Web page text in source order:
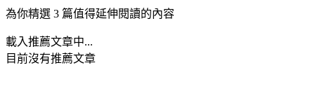
為你精選 3 篇值得延伸閱讀的內容
載入推薦文章中...
目前沒有推薦文章